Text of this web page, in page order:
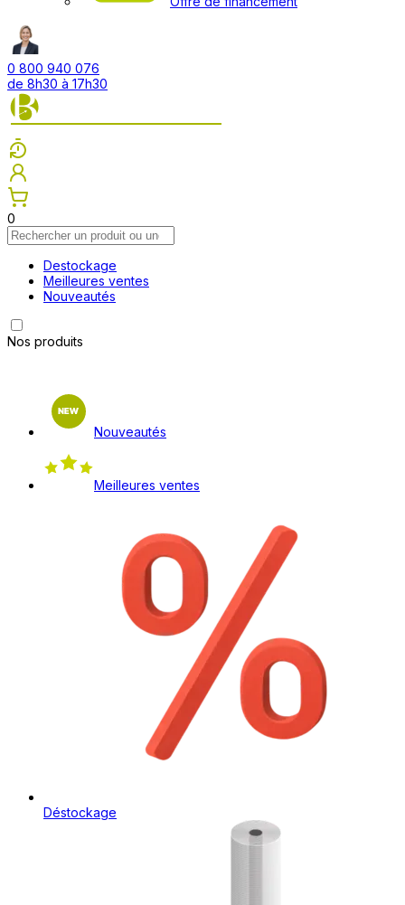
0 800 940 076
de 8h30 à 17h30
0
Destockage
Meilleures ventes
Nouveautés
Nos produits
Nouveautés
Meilleures ventes
Déstockage